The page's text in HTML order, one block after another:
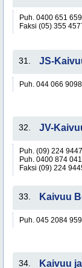
Puh. 0400 651 659
Faksi (05) 355
31. JS-
Puh. 044 066 9098
32. JV-
Puh. (09) 224 9447
Puh. 0400 874 041
Faksi (09) 224
33. Kaivuu
Puh. 045 2084 959
34. Kaivuu